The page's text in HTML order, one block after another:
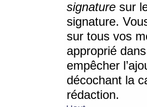
signature sur
signature.
sur tous vos
approprié
empêcher
décochant la
rédaction.